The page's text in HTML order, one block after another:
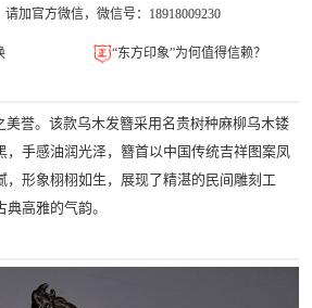
加官方微信，微信号：18918009230
“东方印象”为何值得信赖？
美誉。该款乌木发簪采用名贵树种麻柳乌木镂
，手感油润光泽，簪首以中国传统吉祥图案凤
，形象栩栩如生，展现了精湛的民间雕刻工
高雅的气韵。